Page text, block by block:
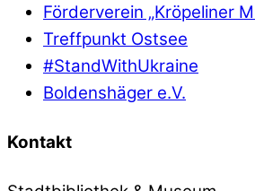
Förderverein „Kröpeliner
Treffpunkt Ostsee
#StandWithUkraine
Boldenshäger e.V.
Kontakt